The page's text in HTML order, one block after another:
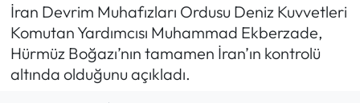
İran Devrim Muhafızları Ordusu Deniz Kuvvetleri
Komutan Yardımcısı Muhammad Ekberzade,
Hürmüz Boğazı’nın tamamen İran’ın kontrolü
altında olduğunu açıkladı.
Kültür - Sanat
Spor